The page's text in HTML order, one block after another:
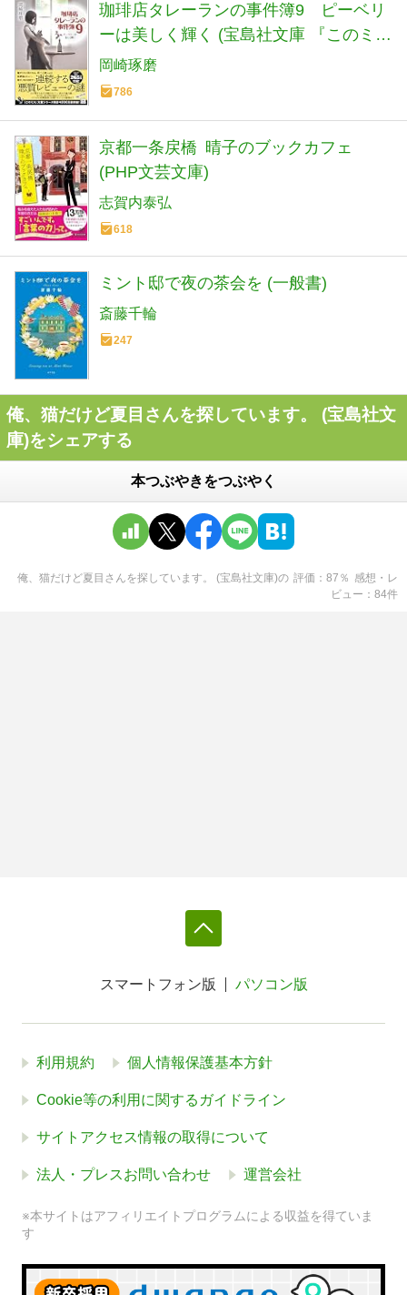
珈琲店タレーランの事件簿9 ピーベリ
ーは美しく輝く (宝島社文庫 『このミ
ス』大賞シリーズ)
岡崎琢磨
786
京都一条戻橋 晴子のブックカフェ
(PHP文芸文庫)
志賀内泰弘
618
ミント邸で夜の茶会を (一般書)
斎藤千輪
247
俺、猫だけど夏目さんを探しています。 (宝島社文
庫)をシェアする
本つぶやきをつぶやく
俺、猫だけど夏目さんを探しています。 (宝島社文庫)の 評価 87 ％ 感想・レ
ビュー
84件
スマートフォン版 パソコン版
利用規約 個人情報保護基本方針
Cookie等の利用に関するガイドライン
サイトアクセス情報の取得について
法人・プレスお問い合わせ 運営会社
※本サイトはアフィリエイトプログラムによる収益を得ていま
す